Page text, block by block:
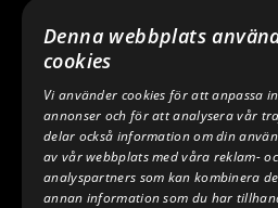
TELEFON:
0640 200 50
E-POST:
INFO@SPEEDSHOPEN.SE
ÅNGRA MITT KÖP
Denna webbplats
cookies
Vi använder cookies för att anpassa
annonser och för att analysera vår
delar också information om din
av vår webbplats med våra reklam-
analyspartners som kan kombinera
annan information som du har